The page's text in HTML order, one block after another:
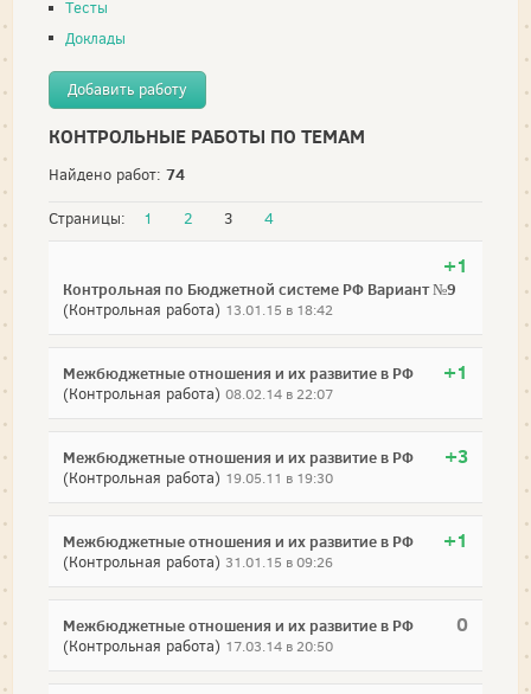
Тесты
Доклады
Добавить работу
КОНТРОЛЬНЫЕ РАБОТЫ ПО ТЕМАМ
Найдено работ: 74
Страницы: 1 2 3 4
+1
Контрольная по Бюджетной системе РФ Вариант №9
(Контрольная работа) 13.01.15 в 18:42
+1
Межбюджетные отношения и их развитие в РФ
(Контрольная работа) 08.02.14 в 22:07
+3
Межбюджетные отношения и их развитие в РФ
(Контрольная работа) 19.05.11 в 19:30
+1
Межбюджетные отношения и их развитие в РФ
(Контрольная работа) 31.01.15 в 09:26
0
Межбюджетные отношения и их развитие в РФ
(Контрольная работа) 17.03.14 в 20:50